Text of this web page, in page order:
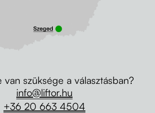
van szüksége a választásban?
info@liftor.hu
+36 20 663 4504